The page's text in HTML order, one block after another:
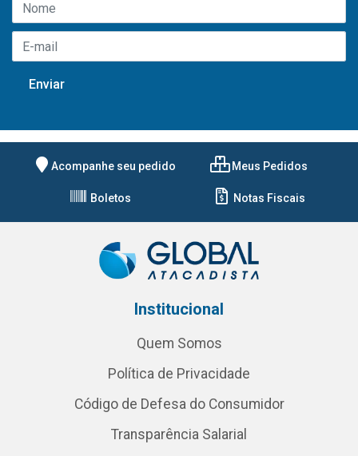
Acompanhe seu pedido Meus Pedidos
Boletos Notas Fiscais
Institucional
Quem Somos
Política de Privacidade
Código de Defesa do Consumidor
Transparência Salarial